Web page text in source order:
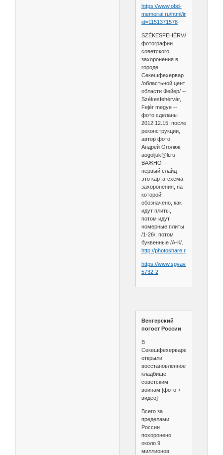
https://www.obd-
memorial.ru/html/info.htm?
id=1151371578
SZÉKESFEHÉRVÁR
фотографии
советского
захоронения в
городе
Секешфехервар
/областьной цент
области Фейер/ --
Székesfehérvár,
Fejér megye --
фото сделаны
2012.12.15. после
реконструкции,
автор фото
Андрей Оголюк,
aogoljuk@li.ru
ВАЖНО --
первый слайд
это карта-схема
захоронения, на
которой
обозначено, как
идут плиты,
потом идут
номерные плиты
/1-26/, потом
буквенные /А-К/.
http://photoshare.ru/
https://www.sgvavia.ru/forum/
5732-2
Венгерский
погост России
В
Секешфехерваре
открыли
восстановленное
кладбище
советским
воинам [фото +
видео]
Всего за
пределами
России
похоронено
около 9
миллионов